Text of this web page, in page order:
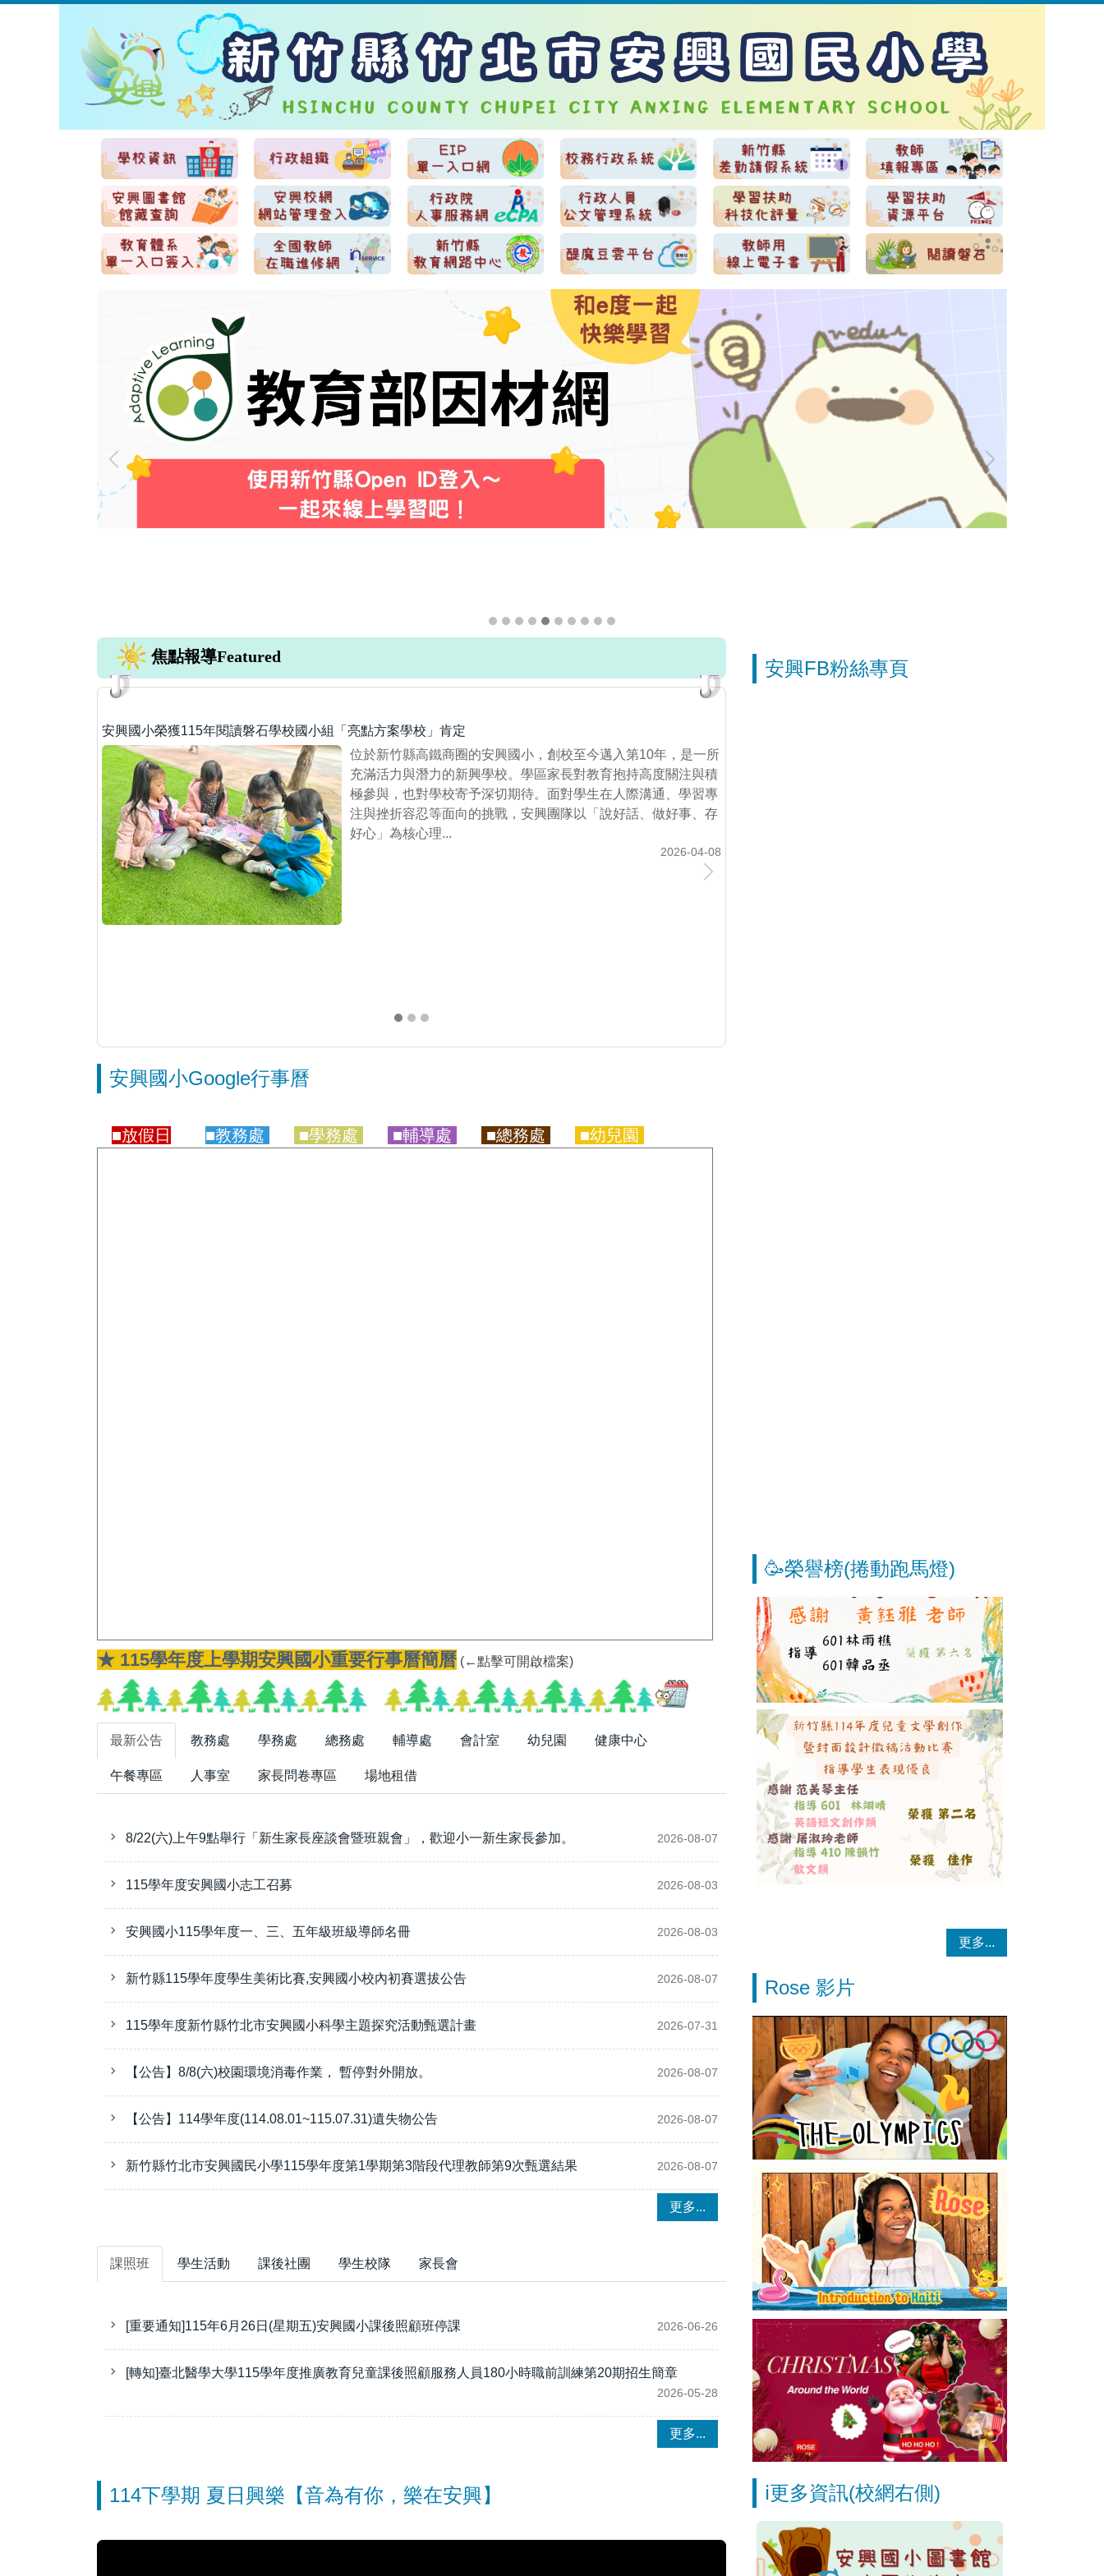
焦點報導Featured
安興國小榮獲115年閱讀磐石學校國小組「亮點方案學校」肯定
位於新竹縣高鐵商圈的安興國小，創校至今邁入第10年，是一所
充滿活力與潛力的新興學校。學區家長對教育抱持高度關注與積
極參與，也對學校寄予深切期待。面對學生在人際溝通、學習專
注與挫折容忍等面向的挑戰，安興團隊以「說好話、做好事、存
好心」為核心理...
2026-04-08
安興國小Google行事曆
■放假日 ■教務處 ■學務處 ■輔導處 ■總務處 ■幼兒園
★ 115學年度上學期安興國小重要行事曆簡曆(←點擊可開啟檔案)
最新公告 教務處 學務處 總務處 輔導處 會計室 幼兒園 健康中心
午餐專區 人事室 家長問卷專區 場地租借
8/22(六)上午9點舉行「新生家長座談會暨班親會」，歡迎小一新生家長參加。 2026-08-07
115學年度安興國小志工召募 2026-08-03
安興國小115學年度一、三、五年級班級導師名冊 2026-08-03
新竹縣115學年度學生美術比賽,安興國小校內初賽選拔公告 2026-08-07
115學年度新竹縣竹北市安興國小科學主題探究活動甄選計畫 2026-07-31
【公告】8/8(六)校園環境消毒作業， 暫停對外開放。 2026-08-07
【公告】114學年度(114.08.01~115.07.31)遺失物公告 2026-08-07
新竹縣竹北市安興國民小學115學年度第1學期第3階段代理教師第9次甄選結果 2026-08-07
更多...
課照班 學生活動 課後社團 學生校隊 家長會
[重要通知]115年6月26日(星期五)安興國小課後照顧班停課 2026-06-26
[轉知]臺北醫學大學115學年度推廣教育兒童課後照顧服務人員180小時職前訓練第20期招生簡章
2026-05-28
更多...
114下學期 夏日興樂【音為有你，樂在安興】
安興FB粉絲專頁
🥳榮譽榜(捲動跑馬燈)
更多...
Rose 影片
ℹ️更多資訊(校網右側)